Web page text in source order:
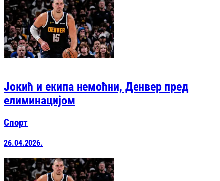
Јокић и екипа немоћни, Денвер пред
елиминацијом
Спорт
26.04.2026.